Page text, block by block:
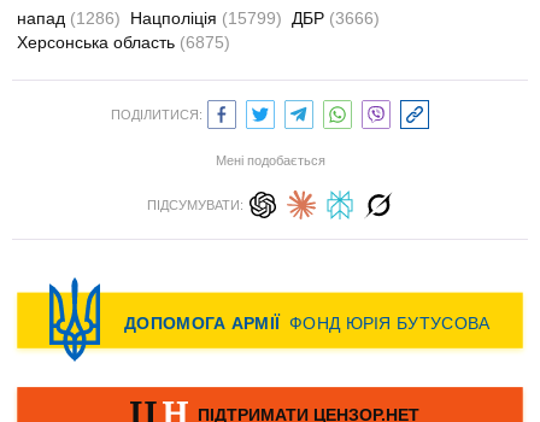
напад (1286) Нацполіція (15799) ДБР (3666)
Херсонська область (6875)
ПОДІЛИТИСЯ:
Мені подобається
ПІДСУМУВАТИ: